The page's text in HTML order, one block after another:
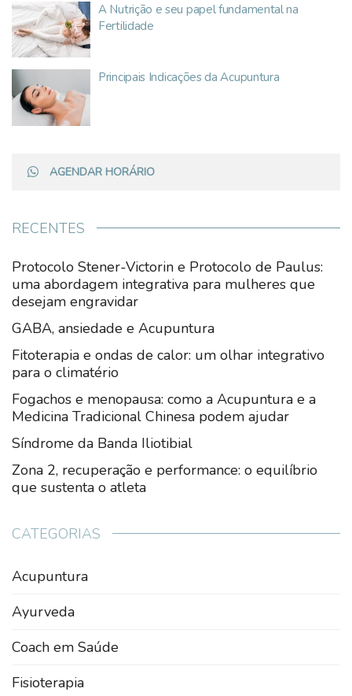
A Nutrição e seu papel fundamental na
Fertilidade
Principais Indicações da Acupuntura
AGENDAR HORÁRIO
RECENTES
Protocolo Stener-Victorin e Protocolo de Paulus:
uma abordagem integrativa para mulheres que
desejam engravidar
GABA, ansiedade e Acupuntura
Fitoterapia e ondas de calor: um olhar integrativo
para o climatério
Fogachos e menopausa: como a Acupuntura e a
Medicina Tradicional Chinesa podem ajudar
Síndrome da Banda Iliotibial
Zona 2, recuperação e performance: o equilíbrio
que sustenta o atleta
CATEGORIAS
Acupuntura
Ayurveda
Coach em Saúde
Fisioterapia